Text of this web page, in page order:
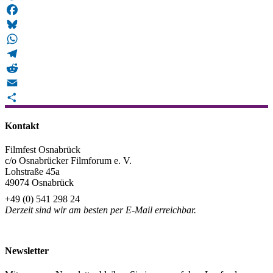
Mastodon
Facebook
Bluesky
WhatsApp
Telegram
Reddit
Email
Kontakt
Filmfest Osnabrück
c/o Osnabrücker Filmforum e. V.
Lohstraße 45a
49074 Osnabrück
+49 (0) 541 298 24
Derzeit sind wir am besten per E-Mail erreichbar.
Newsletter